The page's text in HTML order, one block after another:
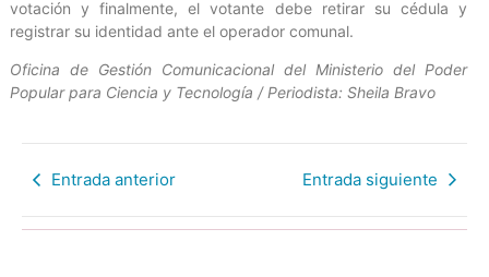
votación y finalmente, el votante debe retirar su cédula y
registrar su identidad ante el operador comunal.
Oficina de Gestión Comunicacional del Ministerio del Poder
Popular para Ciencia y Tecnología / Periodista: Sheila Bravo
Entrada anterior Entrada siguiente